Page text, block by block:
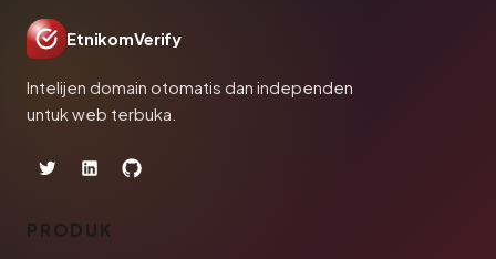
EtnikomVerify
Intelijen domain otomatis dan independen
untuk web terbuka.
PRODUK